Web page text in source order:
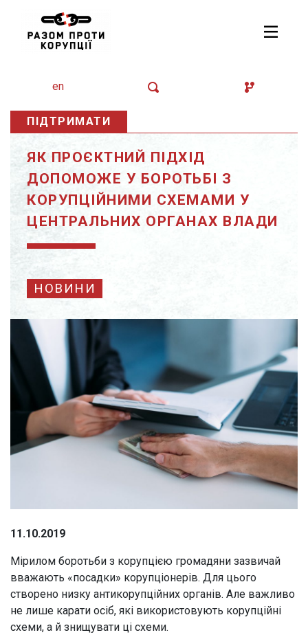
en
ПІДТРИМАТИ
ЯК ПРОЄКТНИЙ ПІДХІД
ДОПОМОЖЕ У БОРОТЬБІ З
КОРУПЦІЙНИМИ СХЕМАМИ У
ЦЕНТРАЛЬНИХ ОРГАНАХ ВЛАДИ
НОВИНИ
11.10.2019
Мірилом боротьби з корупцією громадяни зазвичай
вважають «посадки» корупціонерів. Для цього
створено низку антикорупційних органів. Але важливо
не лише карати осіб, які використовують корупційні
схеми, а й знищувати ці схеми.